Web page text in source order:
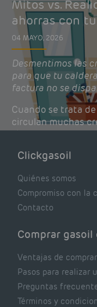
Mitos vs.
ahorras con
04 MAYO, 2026
Desmentimos las
para que tu
factura no se
Cuando se trata
circulan muchas
lógicas pero que,
de tu caldera.
Clickgasoil
Quiénes somos
Compromiso con la
Contacto
Comprar
Ventajas de
Pasos para realizar
Preguntas
Términos y